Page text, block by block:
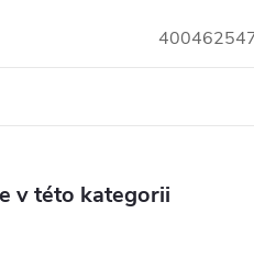
v této kategorii